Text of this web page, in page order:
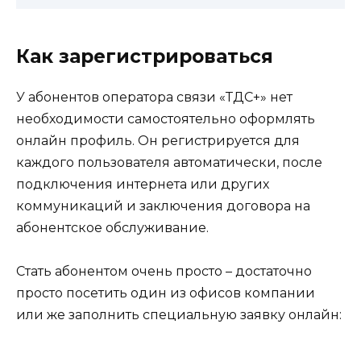
Как зарегистрироваться
У абонентов оператора связи «ТДС+» нет
необходимости самостоятельно оформлять
онлайн профиль. Он регистрируется для
каждого пользователя автоматически, после
подключения интернета или других
коммуникаций и заключения договора на
абонентское обслуживание.
Стать абонентом очень просто – достаточно
просто посетить один из офисов компании
или же заполнить специальную заявку онлайн: